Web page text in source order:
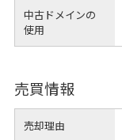
中古ドメインの
使用
売買情報
売却理由